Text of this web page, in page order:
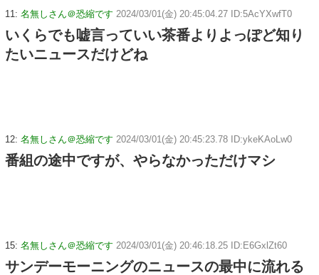
11: 名無しさん＠恐縮です 2024/03/01(金) 20:45:04.27 ID:5AcYXwfT0
いくらでも嘘言っていい茶番よりよっぽど知り
たいニュースだけどね
12: 名無しさん＠恐縮です 2024/03/01(金) 20:45:23.78 ID:ykeKAoLw0
番組の途中ですが、やらなかっただけマシ
15: 名無しさん＠恐縮です 2024/03/01(金) 20:46:18.25 ID:E6GxlZt60
サンデーモーニングのニュースの最中に流れる